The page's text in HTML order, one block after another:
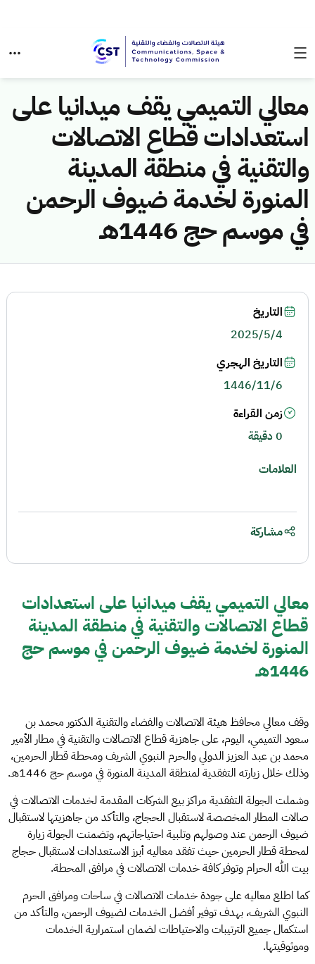
معالي التميمي يقف ميدانيا على
استعدادات قطاع الاتصالات
والتقنية في منطقة المدينة
المنورة لخدمة ضيوف الرحمن
في موسم حج 1446هـ
معالي التميمي يقف ميدانيا على استعدادات
قطاع الاتصالات والتقنية في منطقة المدينة
المنورة لخدمة ضيوف الرحمن في موسم حج
1446هـ
وقف معالي محافظ هيئة الاتصالات والفضاء والتقنية الدكتور محمد بن
سعود التميمي، اليوم، على جاهزية قطاع الاتصالات والتقنية في مطار الأمير
محمد بن عبد العزيز الدولي والحرم النبوي الشريف ومحطة قطار الحرمين،
وذلك خلال زيارته التفقدية لمنطقة المدينة المنورة في موسم حج 1446هـ.
وشملت الجولة التفقدية مراكز بيع الشركات المقدمة لخدمات الاتصالات في
صالات المطار المخصصة لاستقبال الحجاج، والتأكد من جاهزيتها لاستقبال
ضيوف الرحمن عند وصولهم وتلبية احتياجاتهم، وتضمنت الجولة زيارة
لمحطة قطار الحرمين حيث تفقد معاليه أبرز الاستعدادات لاستقبال حجاج
بيت الله الحرام وتوفر كافة خدمات الاتصالات في مرافق المحطة.
كما اطلع معاليه على جودة خدمات الاتصالات في ساحات ومرافق الحرم
النبوي الشريف، بهدف توفير أفضل الخدمات لضيوف الرحمن، والتأكد من
استكمال جميع الترتيبات والاحتياطات لضمان استمرارية الخدمات
وموثوقيتها.
التاريخ
2025/5/4
التاريخ الهجري
1446/11/6
زمن القراءة
0 دقيقة
العلامات
مشاركة